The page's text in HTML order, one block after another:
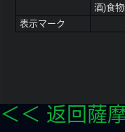
酒)食
表示マーク
＜＜ 返回薩